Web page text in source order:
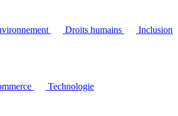
Droits humains
Inclusion
Technologie